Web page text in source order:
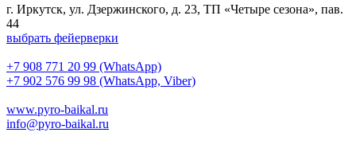
г. Иркутск, ул. Дзержинского, д. 23, ТП «Четыре сезона», пав.
44
выбрать фейерверки
+7 908 771 20 99 (WhatsApp)
+7 902 576 99 98 (WhatsApp, Viber)
www.pyro-baikal.ru
info@pyro-baikal.ru